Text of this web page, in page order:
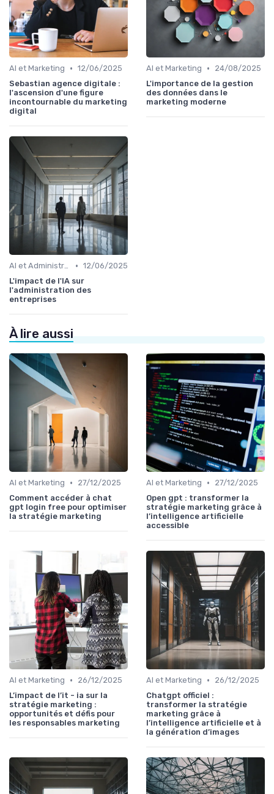
AI et Marketing • 12/06/2025
Sebastian agence digitale :
l'ascension d'une figure
incontournable du marketing
digital
AI et Marketing •
24/08/2025
L'importance de la gestion
des données dans le
marketing moderne
AI et Administration • 12/06/2025
L'impact de l'IA sur
l'administration des
entreprises
À lire aussi
AI et Marketing •
27/12/2025
Comment accéder à chat
gpt login free pour optimiser
la stratégie marketing
AI et Marketing •
27/12/2025
Open gpt : transformer la
stratégie marketing grâce à
l’intelligence artificielle
accessible
AI et Marketing •
26/12/2025
L’impact de l’it - ia sur la
stratégie marketing :
opportunités et défis pour
les responsables marketing
AI et Marketing •
26/12/2025
Chatgpt officiel :
transformer la stratégie
marketing grâce à
l’intelligence artificielle et à
la génération d’images